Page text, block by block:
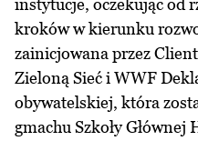
instytucje, oczekując od
kroków w kierunku
zainicjowana przez
Zieloną Sieć i WWF
obywatelskiej, która
gmachu Szkoły